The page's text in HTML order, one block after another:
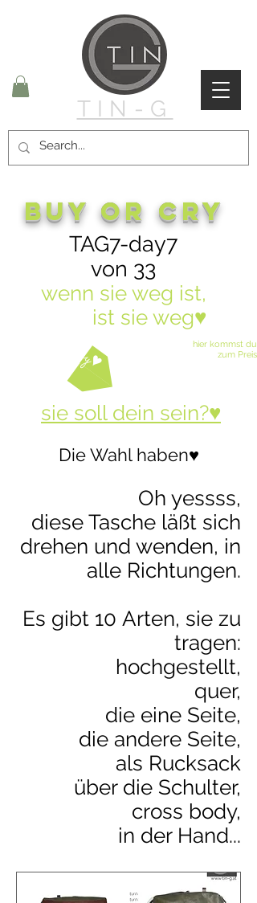
TIN-G
buy or cry
TAG7-day7
von 33
wenn sie weg ist,
ist sie weg♥
buy don´t cry♥
hier kommst du
zum Preis
sie soll dein sein?♥
Die Wahl haben♥
Oh yessss,
diese Tasche läßt sich
drehen und wenden, in
alle Richtungen.
Es gibt 10 Arten, sie zu
tragen:
hochgestellt,
quer,
die eine Seite,
die andere Seite,
als Rucksack
über die Schulter,
cross body,
in der Hand...